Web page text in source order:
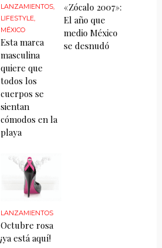
LANZAMIENTOS
LIFESTYLE
MÉXICO
Esta marca
masculina
quiere que
todos los
cuerpos se
sientan
cómodos en la
playa
«Zócalo 2007»:
El año que
medio México
se desnudó
LANZAMIENTOS
Octubre rosa
¡ya está aquí!